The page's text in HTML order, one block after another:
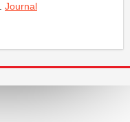
Journal